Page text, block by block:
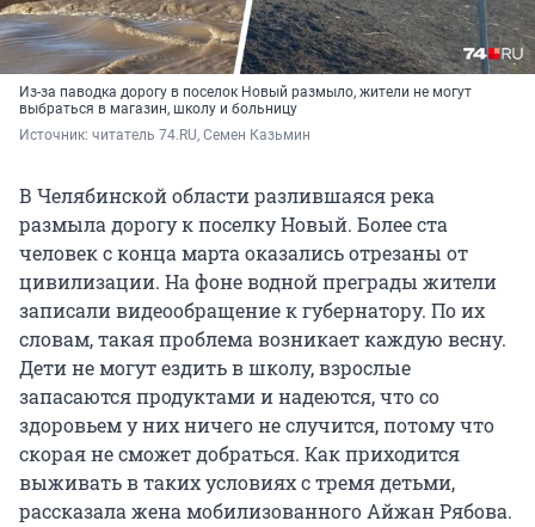
Из-за паводка дорогу в поселок Новый размыло, жители не могут
выбраться в магазин, школу и больницу
Источник: читатель 74.RU, Семен Казьмин
В Челябинской области разлившаяся река
размыла дорогу к поселку Новый. Более ста
человек с конца марта оказались отрезаны от
цивилизации. На фоне водной преграды жители
записали видеообращение к губернатору. По их
словам, такая проблема возникает каждую весну.
Дети не могут ездить в школу, взрослые
запасаются продуктами и надеются, что со
здоровьем у них ничего не случится, потому что
скорая не сможет добраться. Как приходится
выживать в таких условиях с тремя детьми,
рассказала жена мобилизованного Айжан Рябова.